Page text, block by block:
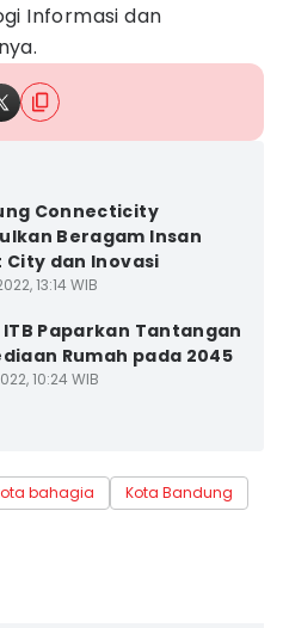
Informasi dan
Connecticity
Beragam Insan
City dan Inovasi
13:14 WIB
ITB Paparkan Tantangan
Rumah pada 2045
10:24 WIB
bahagia Kota Bandung